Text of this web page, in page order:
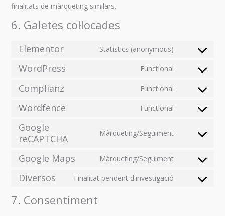
finalitats de màrqueting similars.
6. Galetes col·locades
Elementor Statistics (anonymous)
WordPress Functional
Complianz Functional
Wordfence Functional
Google
reCAPTCHA
Màrqueting/Seguiment
Google Maps Màrqueting/Seguiment
Diversos Finalitat pendent d'investigació
7. Consentiment